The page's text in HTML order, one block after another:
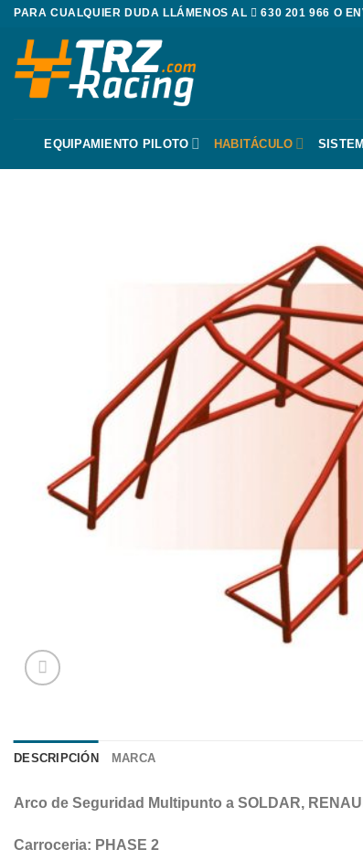
Saltar
contenido
PARA CUALQUIER DUDA LLÁMENOS AL 630 201 966 O
EQUIPAMIENTO PILOTO HABITÁCULO
DESCRIPCIÓN MARCA
Arco de Seguridad Multipunto a SOLDAR,
Carroceria: PHASE 2